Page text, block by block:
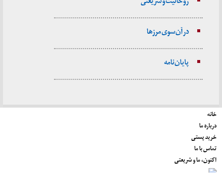
در آن سوی مرزها
پایان نامه
خانه
درباره ما
خرید پستی
تماس با ما
اکنون، ما و شریعتی